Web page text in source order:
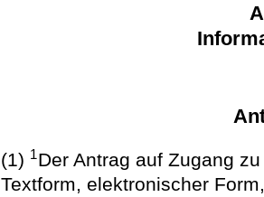
(1) 1Der Antrag auf Zugang
Textform, elektronischer